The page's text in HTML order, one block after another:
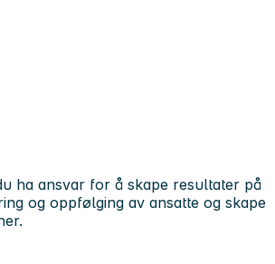
ha ansvar for å skape resultater på
og oppfølging av ansatte og skape